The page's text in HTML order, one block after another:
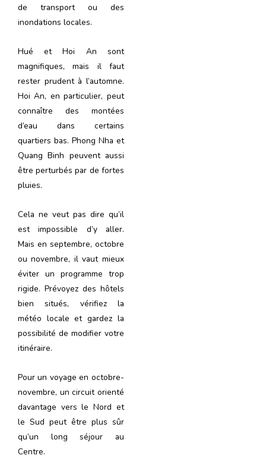
de transport ou des
inondations locales.
Hué et Hoi An sont
magnifiques, mais il faut
rester prudent à l’automne.
Hoi An, en particulier, peut
connaître des montées
d’eau dans certains
quartiers bas. Phong Nha et
Quang Binh peuvent aussi
être perturbés par de fortes
pluies.
Cela ne veut pas dire qu’il
est impossible d’y aller.
Mais en septembre, octobre
ou novembre, il vaut mieux
éviter un programme trop
rigide. Prévoyez des hôtels
bien situés, vérifiez la
météo locale et gardez la
possibilité de modifier votre
itinéraire.
Pour un voyage en octobre-
novembre, un circuit orienté
davantage vers le Nord et
le Sud peut être plus sûr
qu’un long séjour au
Centre.